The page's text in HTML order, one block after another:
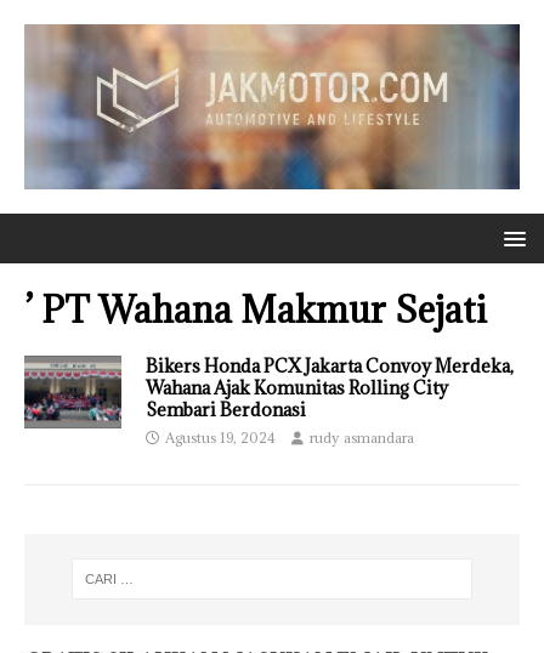
’ PT Wahana Makmur Sejati
Bikers Honda PCX Jakarta Convoy Merdeka,
Wahana Ajak Komunitas Rolling City
Sembari Berdonasi
Agustus 19, 2024 rudy asmandara